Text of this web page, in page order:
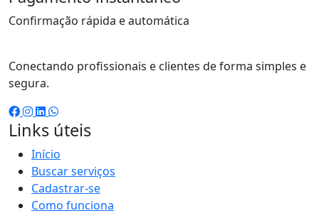
Confirmação rápida e automática
Conectando profissionais e clientes de forma simples e
segura.
Links úteis
Início
Buscar serviços
Cadastrar-se
Como funciona